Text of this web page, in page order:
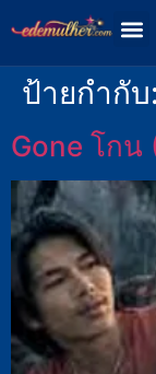
ป้ายกำกับ:
Gone โกน